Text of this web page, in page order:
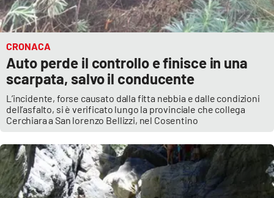
Vibo Valentia
Reggio Calabria
Cosenza
Lamezia Terme
PROGETTI
SPECIALI
Buona Sanità Calabria
CRONACA
Auto perde il controllo e finisce in una
scarpata, salvo il conducente
L’incidente, forse causato dalla fitta nebbia e dalle condizioni
dell’asfalto, si è verificato lungo la provinciale che collega
Cerchiara a San lorenzo Bellizzi, nel Cosentino